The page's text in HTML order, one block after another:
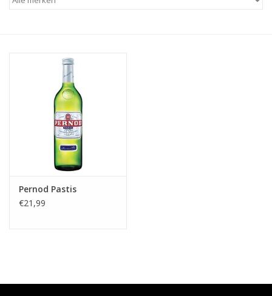
Relatiegeschenken
Pernod Pastis
€21,99